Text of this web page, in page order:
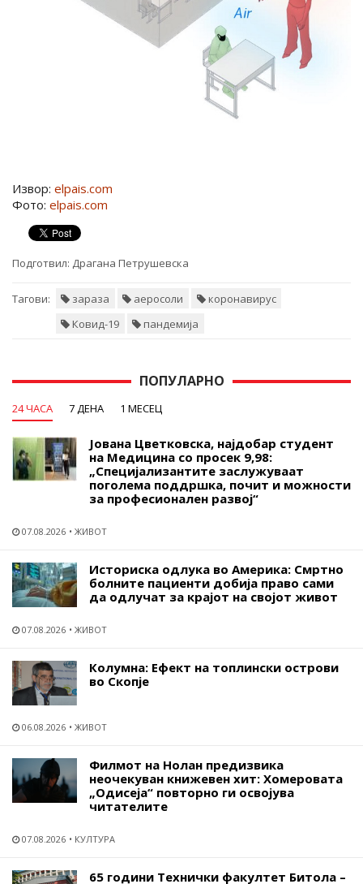
Извор: elpais.com
Фото: elpais.com
Подготвил: Драгана Петрушевска
Тагови: зараза аеросоли
коронавирус
Ковид-19
пандемија
ПОПУЛАРНО
24 ЧАСА 7 ДЕНА 1 МЕСЕЦ
Јована Цветковска, најдобар студент
на Медицина со просек 9,98:
„Специјализантите заслужуваат
поголема поддршка, почит и можности
за професионален развој“
07.08.2026 ЖИВОТ
Историска одлука во Америка: Смртно
болните пациенти добија право сами
да одлучат за крајот на својот живот
07.08.2026 ЖИВОТ
Колумна: Ефект на топлински острови
во Скопје
06.08.2026 ЖИВОТ
Филмот на Нолан предизвика
неочекуван книжевен хит: Хомеровата
„Одисеја“ повторно ги освојува
читателите
07.08.2026 КУЛТУРА
65 години Технички факултет Битола –